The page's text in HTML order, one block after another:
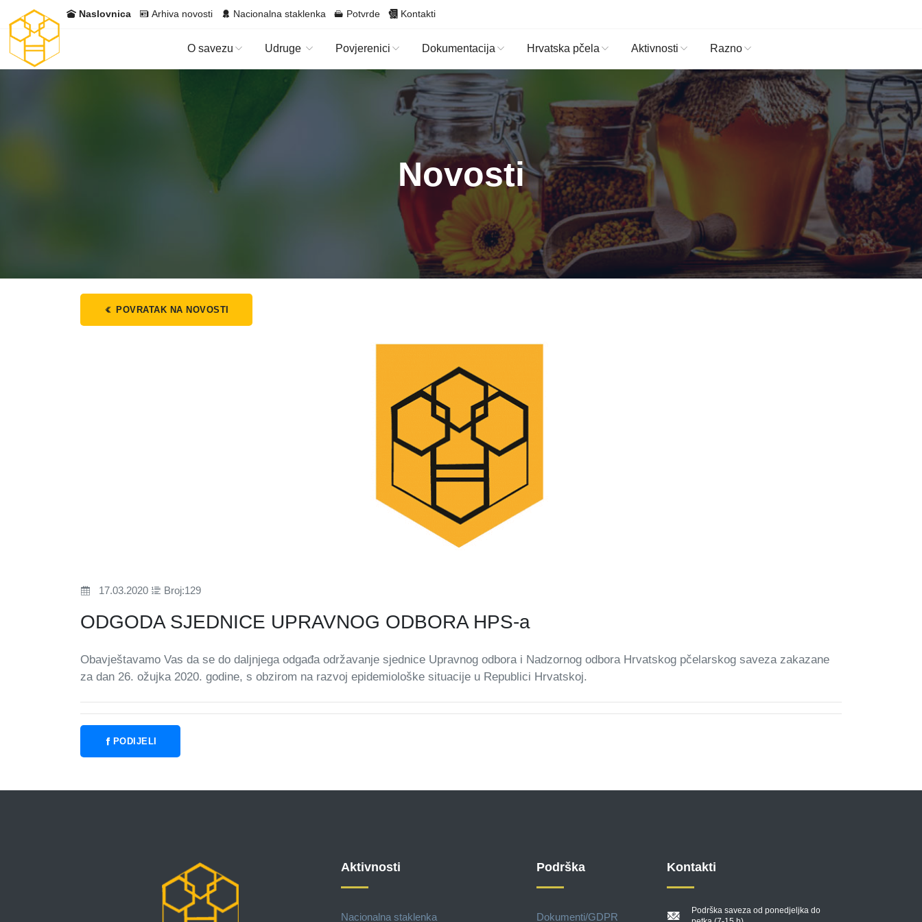
Naslovnica Arhiva novosti Nacionalna staklenka Potvrde Kontakti
O savezu Udruge Povjerenici Dokumentacija Hrvatska pčela Aktivnosti Razno
Novosti
POVRATAK NA NOVOSTI
17.03.2020 Broj:129
ODGODA SJEDNICE UPRAVNOG ODBORA HPS-a
Obavještavamo Vas da se do daljnjega odgađa održavanje sjednice Upravnog odbora i Nadzornog odbora Hrvatskog pčelarskog saveza zakazane
za dan 26. ožujka 2020. godine, s obzirom na razvoj epidemiološke situacije u Republici Hrvatskoj.
PODIJELI
Aktivnosti
Nacionalna staklenka
Podrška
Dokumenti/GDPR
Kontakti
Podrška saveza od ponedjeljka do